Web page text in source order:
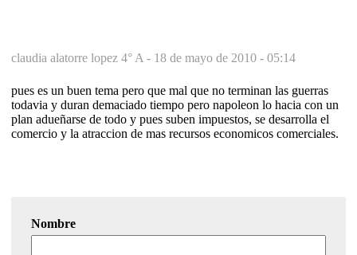
claudia alatorre lopez 4° A - 18 de mayo de 2010 - 05:14
pues es un buen tema pero que mal que no terminan las guerras
todavia y duran demaciado tiempo pero napoleon lo hacia con un
plan adueñarse de todo y pues suben impuestos, se desarrolla el
comercio y la atraccion de mas recursos economicos comerciales.
Nombre